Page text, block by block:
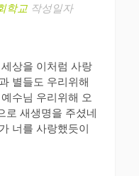
학교작성일자
상을 이처럼 사랑
별들도 우리위해
수님 우리위해 오
로 새생명을 주셨네
너를 사랑했듯이